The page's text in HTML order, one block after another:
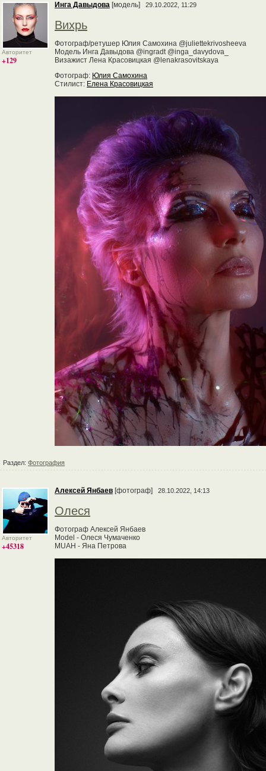
Авторитет
+129
Инга Давыдова [модель] 29.10.2022, 11:29
Вихрь
Фотограф/ретушер Юлия Самохина @juliettekrivosheeva
Модель Инга Давыдова @ingradt @inga_davydova_
Визажист Лена Красовицкая @lenakrasovitskaya
Фотограф: Юлия Самохина
Стилист: Елена Красовицкая
Раздел: Фотография
Авторитет
+45318
Алексей Янбаев [фотограф] 28.10.2022, 14:13
Олеся
Фотограф Алексей Янбаев
Model - Олеся Чумаченко
MUAH - Яна Петрова